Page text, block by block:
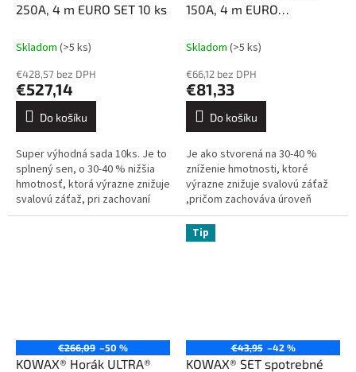
250A, 4 m EURO SET 10 ks
Skladom (>5 ks)
€428,57 bez DPH
€527,14
Do košíku
Super výhodná sada 10ks. Je to
splnený sen, o 30-40 % nižšia
hmotnosť, ktorá výrazne znižuje
svalovú záťaž, pri zachovaní
úrovne výkonu a trvanlivosti , s
150A, 4 m EURO
Skladom (>5 ks)
€66,12 bez DPH
€81,33
Do košíku
Je ako stvorená na 30-40 %
zníženie hmotnosti, ktoré
výrazne znižuje svalovú záťaž
,pričom zachováva úroveň
výkonu a odolnosti s najvyššou
tepelnou odolnosťou a
odolnosťou proti...
€266,09 –50 %
KOWAX® Horák ULTRA®
Tip
€43,95 –42 %
KOWAX® SET spotrebné